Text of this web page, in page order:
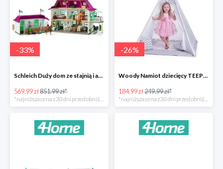
-33%
Schleich Duży dom ze stajnią i akcesoriami -33%
569.99 zł851.99 zł*
-26%
Woody Namiot dziecięcy TEEPEE -26%
184.99 zł249.99 zł*